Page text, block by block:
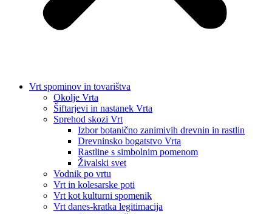
Vrt spominov in tovarištva
Okolje Vrta
Šiftarjevi in nastanek Vrta
Sprehod skozi Vrt
Izbor botanično zanimivih drevnin in rastlin
Drevninsko bogatstvo Vrta
Rastline s simbolnim pomenom
Živalski svet
Vodnik po vrtu
Vrt in kolesarske poti
Vrt kot kulturni spomenik
Vrt danes-kratka legitimacija